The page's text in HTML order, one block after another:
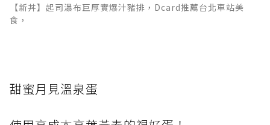
【新丼】起司瀑布巨厚實爆汁豬排，Dcard推薦台北車站美
食，
甜蜜月見溫泉蛋